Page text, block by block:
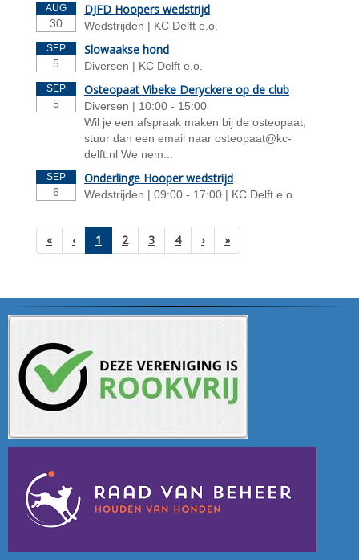
AUG
30
DJFD Hoopers wedstrijd
Wedstrijden | KC Delft e.o.
SEP
5
Slowaakse hond
Diversen | KC Delft e.o.
SEP
5
Osteopaat Vibeke Deryckere op de club
Diversen | 10:00 - 15:00
Wil je een afspraak maken bij de osteopaat,
stuur dan een email naar taapoetso@kc-
delft.nl We nem...
SEP
6
Onderlinge Hooper wedstrijd
Wedstrijden | 09:00 - 17:00 | KC Delft e.o.
« ‹ 1 (huidige)
2 3 4 › »